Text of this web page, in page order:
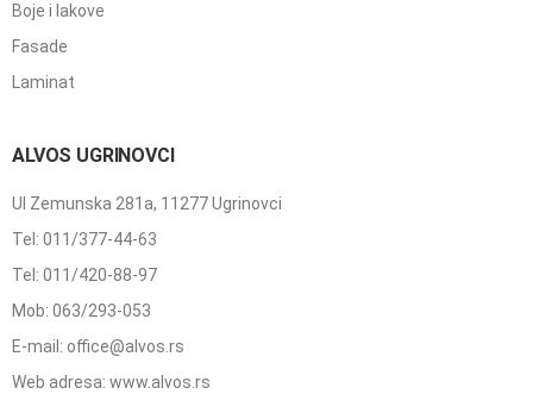
Boje i lakove
Fasade
Laminat
ALVOS UGRINOVCI
Ul Zemunska 281a, 11277 Ugrinovci
Tel: 011/377-44-63
Tel: 011/420-88-97
Mob: 063/293-053
E-mail: office@alvos.rs
Web adresa: www.alvos.rs